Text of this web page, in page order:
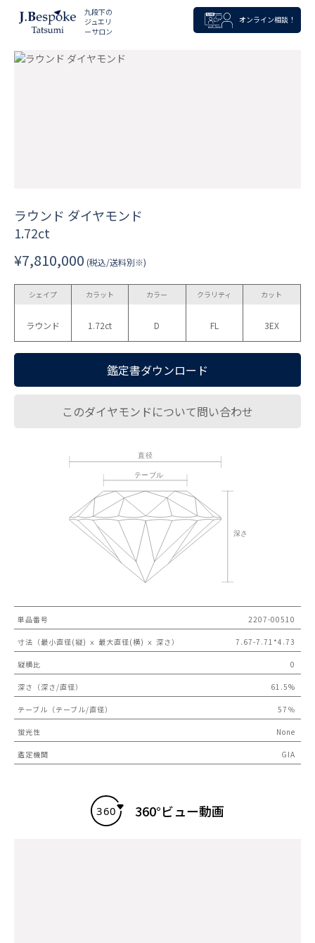
九段下の
ジュエリ
ーサロン
オンライン相談！
ラウンド ダイヤモンド
1.72ct
¥7,810,000 (税込/送料別※)
シェイプ
ラウンド
カラット
1.72ct
カラー
D
クラリティ
FL
カット
3EX
鑑定書ダウンロード
このダイヤモンドについて問い合わせ
単品番号 2207-00510
寸法（最小直径(縦) ｘ 最大直径(横) ｘ 深さ） 7.67-7.71*4.73
縦横比 0
深さ（深さ/直径） 61.5%
テーブル（テーブル/直径） 57％
蛍光性 None
鑑定機関 GIA
360°ビュー動画